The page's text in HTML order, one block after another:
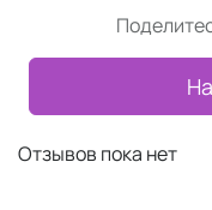
Отзывов пока нет